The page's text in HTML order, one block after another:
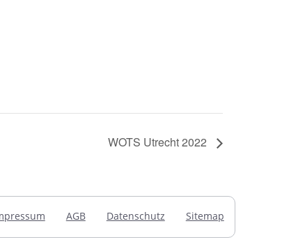
WOTS Utrecht 2022
AGB Datenschutz Sitemap